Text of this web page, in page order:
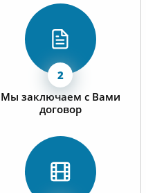
Мы заключаем с Вами
договор